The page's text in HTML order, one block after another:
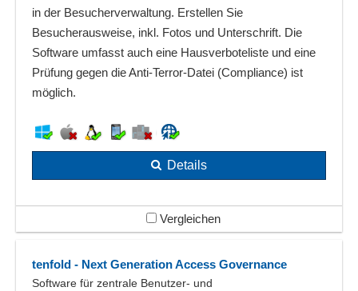
in der Besucherverwaltung. Erstellen Sie
Besucherausweise, inkl. Fotos und Unterschrift. Die
Software umfasst auch eine Hausverboteliste und eine
Prüfung gegen die Anti-Terror-Datei (Compliance) ist
möglich.
Details
Vergleichen
tenfold - Next Generation Access Governance
Software für zentrale Benutzer- und